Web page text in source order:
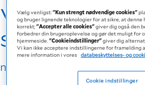
Vanilje/
shake
med Fresubin 2 KCAL Drink
Vælg venligst:"Kun strengt nødvendige cookies"
og bruger lignende teknologier for at sikre, at
korrekt;"Accepter alle cookies"giver dig også den
forbedrer din brugeroplevelse og gør det muligt for
hjemmeside."Cookieindstillinger"giver dig
Vi kan ikke acceptere indstillingerne for framelding
mere information i vores databeskyttelses- og
Cookie indstillinger